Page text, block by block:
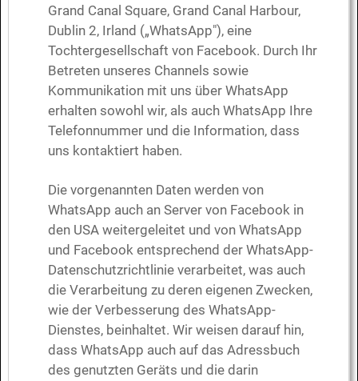
Grand Canal Square, Grand Canal Harbour,
Dublin 2, Irland („WhatsApp"), eine
Tochtergesellschaft von Facebook. Durch Ihr
Betreten unseres Channels sowie
Kommunikation mit uns über WhatsApp
erhalten sowohl wir, als auch WhatsApp Ihre
Telefonnummer und die Information, dass
uns kontaktiert haben.
Die vorgenannten Daten werden von
WhatsApp auch an Server von Facebook in
den USA weitergeleitet und von WhatsApp
und Facebook entsprechend der WhatsApp-
Datenschutzrichtlinie verarbeitet, was auch
die Verarbeitung zu deren eigenen Zwecken,
wie der Verbesserung des WhatsApp-
Dienstes, beinhaltet. Wir weisen darauf hin,
dass WhatsApp auch auf das Adressbuch
des genutzten Geräts und die darin